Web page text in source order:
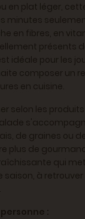
en plat léger,
minutes
en fibres, en
présents
idéale pour les
composer un
en cuisine.
selon les
de graines ou
plus de
qui
à
: